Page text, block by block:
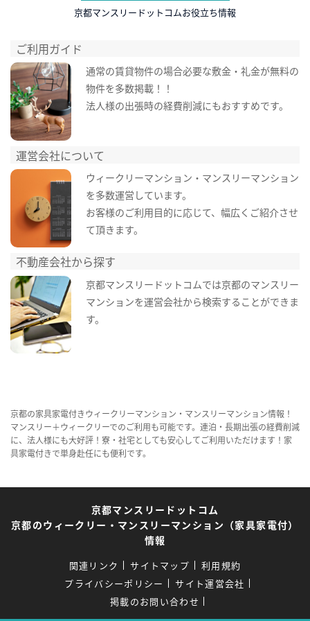
京都マンスリードットコムお役立ち情報
ご利用ガイド
通常の賃貸物件の場合必要な敷金・礼金が無料の
物件を多数掲載！！
法人様の出張時の経費削減にもおすすめです。
運営会社について
ウィークリーマンション・マンスリーマンション
を多数運営しています。
お客様のご利用目的に応じて、幅広くご紹介させ
て頂きます。
不動産会社から探す
京都マンスリードットコムでは京都のマンスリー
マンションを運営会社から検索することができま
す。
京都の家具家電付きウィークリーマンション・マンスリーマンション情報！
マンスリー＋ウィークリーでのご利用も可能です。連泊・長期出張の経費削減
に、法人様にも大好評！寮・社宅としても安心してご利用いただけます！家
具家電付きで単身赴任にも便利です。
京都マンスリードットコム
京都のウィークリー・マンスリーマンション（家具家電付）
情報
関連リンク サイトマップ
利用規約
プライバシーポリシー
サイト運営会社
掲載のお問い合わせ